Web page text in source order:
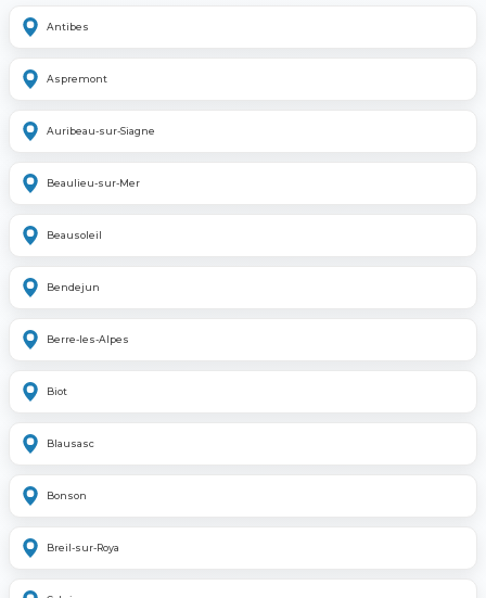
Antibes
Aspremont
Auribeau-sur-Siagne
Beaulieu-sur-Mer
Beausoleil
Bendejun
Berre-les-Alpes
Biot
Blausasc
Bonson
Breil-sur-Roya